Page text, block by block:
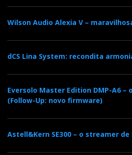
Wilson Audio Alexia V –
dCS Lina System: recondita
Eversolo Master Edition DMP-A6 –
(Follow-Up: novo firmware)
Astell&Kern SE300 – o streamer de